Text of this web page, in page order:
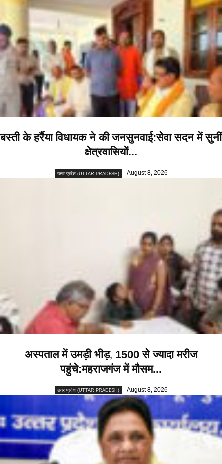
बस्ती के हर्रैया विधायक ने की जनसुनवाई:सेवा सदन में सुनीं
क्षेत्रवासियों...
उत्तर प्रदेश (UTTAR PRADESH) August 8, 2026
अस्पताल में उमड़ी भीड़, 1500 से ज्यादा मरीज
पहुंचे:महराजगंज में मौसम...
उत्तर प्रदेश (UTTAR PRADESH) August 8, 2026